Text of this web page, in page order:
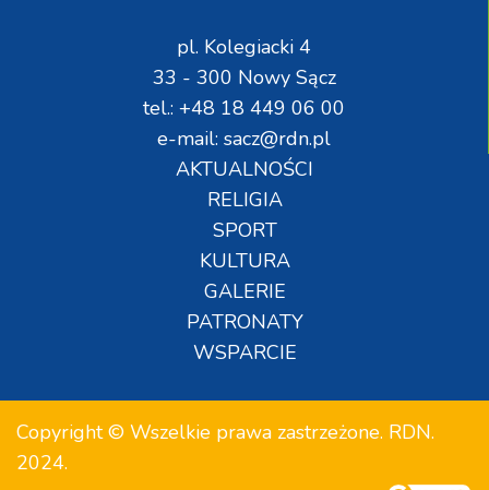
pl. Kolegiacki 4
33 - 300 Nowy Sącz
tel.: +48 18 449 06 00
e-mail: sacz@rdn.pl
AKTUALNOŚCI
RELIGIA
SPORT
KULTURA
GALERIE
PATRONATY
WSPARCIE
Copyright © Wszelkie prawa zastrzeżone. RDN.
2024.